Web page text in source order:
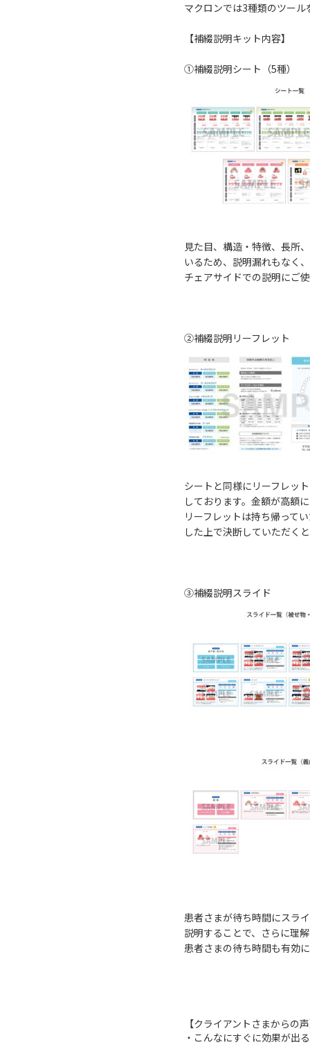
マクロンでは3種類のツー
【補綴説明キット内容】
①補綴説明シート（5種）
見た目、構造・特徴、長所
いるため、説明漏れもなく
チェアサイドでの説明にご
②補綴説明リーフレット
シートと同様にリーフレッ
しております。金額が高額
リーフレットは持ち帰って
した上で決断していただく
③補綴説明スライド
患者さまが待ち時間にスラ
説明することで、さらに理
患者さまの待ち時間も有効
【クライアントさまからの
・こんなにすぐに効果が出